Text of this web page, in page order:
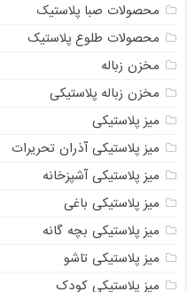
محصولات صبا پلاستیک
محصولات طلوع پلاستیک
مخزن زباله
مخزن زباله پلاستیکی
میز پلاستیکی
میز پلاستیکی آذران تحریرات
میز پلاستیکی آشپزخانه
میز پلاستیکی باغی
میز پلاستیکی بچه گانه
میز پلاستیکی تاشو
میز پلاستیکی کودک